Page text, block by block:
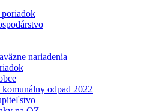
nariadenia
odpad 2022